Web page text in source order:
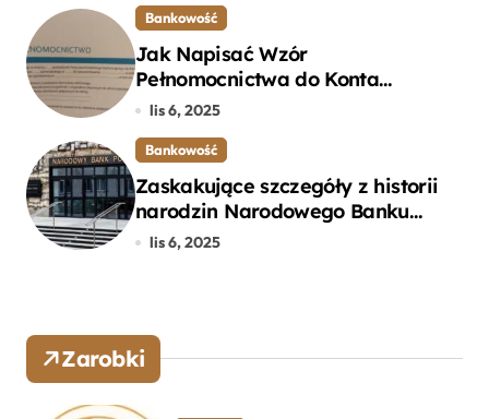
Bankowość
Jak Napisać Wzór
Pełnomocnictwa do Konta
Bankowego – Praktyczny
lis 6, 2025
Bankowość
Zaskakujące szczegóły z historii
narodzin Narodowego Banku
Polskiego, o których mogłeś nie
lis 6, 2025
Zarobki